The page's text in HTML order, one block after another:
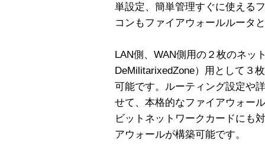
単設定、簡単管理すぐに使える
コンもファイアウォールルータ
LAN側、WAN側用の２枚のネッ
DeMilitarixedZone）用として３
可能です。ルーティング設定や
せて、本格的なファイアウォー
ビットネットワークカードにも
アウォールが構築可能です。